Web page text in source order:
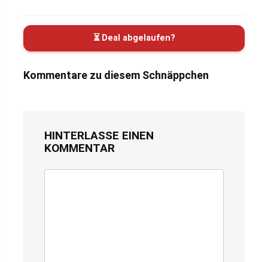
⏳ Deal abgelaufen?
Kommentare zu diesem Schnäppchen
HINTERLASSE EINEN
KOMMENTAR